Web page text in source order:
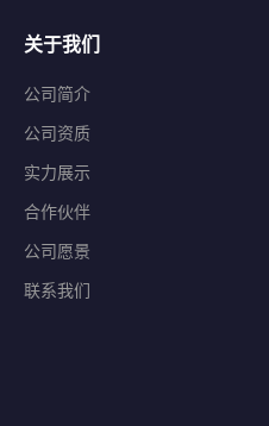
关于我们
公司简介
公司资质
实力展示
合作伙伴
公司愿景
联系我们